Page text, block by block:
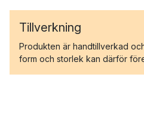
Tillverkning
Produkten är handtillverkad
form och storlek kan därför